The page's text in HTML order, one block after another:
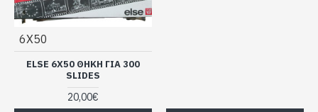
6X50
ELSE 6X50 ΘΗΚΗ ΓΙΑ 300
SLIDES
20,00€